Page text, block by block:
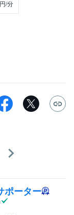
円/分
ポーター